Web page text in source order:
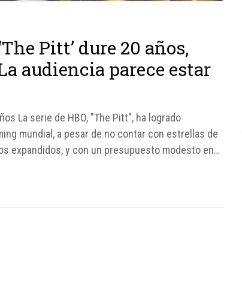
Pitt’ dure 20 años,
audiencia parece estar
La serie de HBO, "The Pitt", ha logrado
mundial, a pesar de no contar con estrellas de
expandidos, y con un presupuesto modesto en